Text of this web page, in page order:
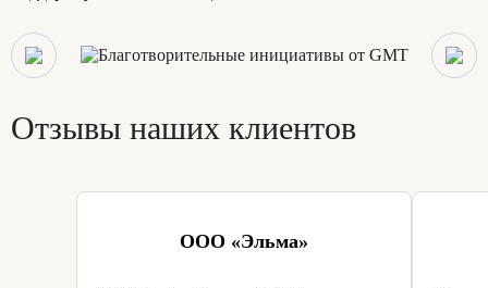
Отзывы наших клиентов
ООО «Эльма»